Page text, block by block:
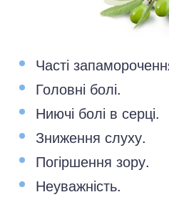
Часті
Головні болі.
Ниючі болі в серці.
Зниження слуху.
Погіршення зору.
Неуважність.